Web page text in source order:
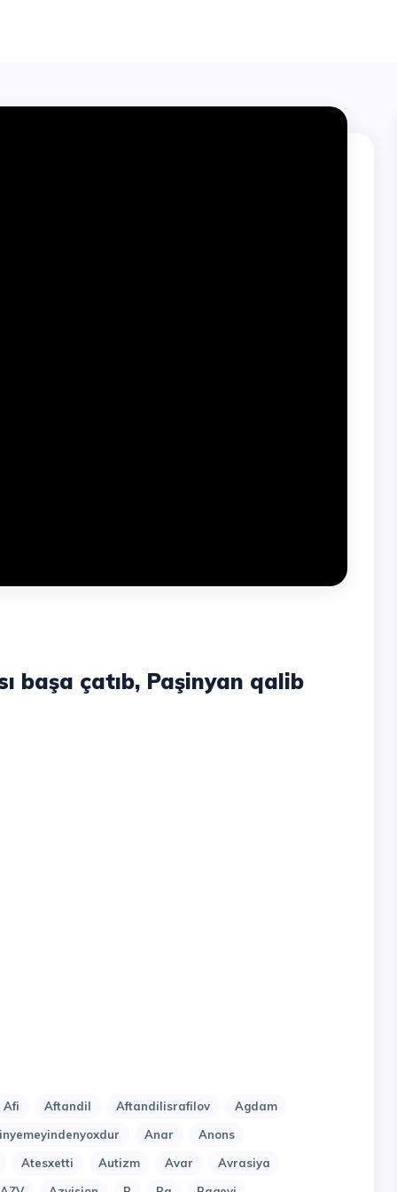
başa çatıb, Paşinyan qalib
Afi Aftandil Aftandilisrafilov
Agdam
Anar
Anons
Atesxetti
Autizm Avar
Avrasiya